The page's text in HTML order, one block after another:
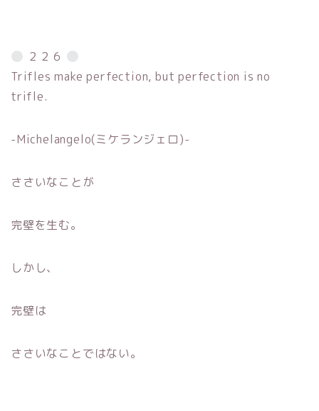
２２６
Trifles make perfection, but perfection is no
trifle.
-Michelangelo(ミケランジェロ)-
ささいなことが
完壁を生む。
しかし、
完壁は
ささいなことではない。